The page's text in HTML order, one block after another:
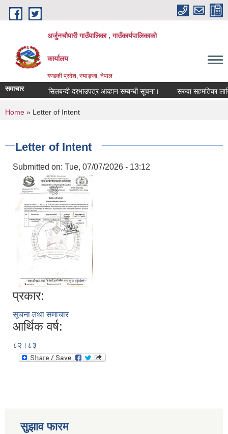
Skip to main content
अर्जुनचौपारी गाउँपालिका , गाउँकार्यपालिकाको
कार्यालय
गण्डकी प्रदेश, स्याङ्जा, नेपाल
समाचार सिलबन्दी दरभाउपत्र आव्हान सम्बन्धी सूचना। सरुवा सहमतिका लागि
You are here
Home » Letter of Intent
Letter of Intent
Submitted on: Tue, 07/07/2026 - 13:12
प्रकार:
सूचना तथा समाचार
आर्थिक वर्ष:
८२।८३
सुझाव फारम